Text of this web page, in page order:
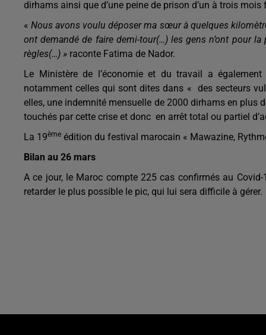
dirhams ainsi que d’une peine de prison d’un à trois mois
«Nous avons voulu déposer ma sœur à quelques
ont demandé de faire demi-tour(…) les gens n’ont pour
règles(…) » raconte Fatima de Nador.
Le Ministère de l’économie et du travail a
notamment celles qui sont dites dans « des secteurs
elles, une indemnité mensuelle de 2000 dirhams en
touchés par cette crise et donc en arrêt total ou partiel
La 19ème édition du festival marocain « Mawazine,
Bilan au 26 mars
A ce jour, le Maroc compte 225 cas confirmés au
retarder le plus possible le pic, qui lui sera difficile à gérer.